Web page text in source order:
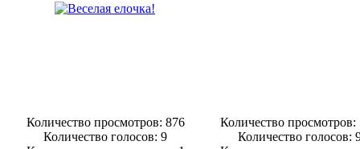
Количество просмотров: 876
Количество голосов:9
Количество просмотров:
Количество голосов: